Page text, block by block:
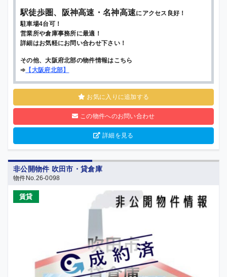
駅徒歩圏、阪神高速・名神高速にアクセス良好！
駐車場4台可！
営業所や倉庫事務所に最適！
詳細はお気軽にお問い合わせ下さい！
その他、大阪府北部の物件情報はこちら
➾ 【大阪府北部】
お気に入りに追加する
この物件へのお問い合わせ
詳細を見る
非公開物件 吹田市・貸倉庫
物件No.26-0098
賃貸